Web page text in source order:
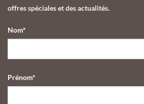
offres spéciales et des actualités.
Nom*
Prénom*